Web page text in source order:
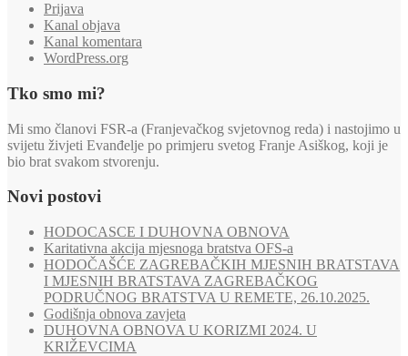
Prijava
Kanal objava
Kanal komentara
WordPress.org
Tko smo mi?
Mi smo članovi FSR-a (Franjevačkog svjetovnog reda) i nastojimo u
svijetu živjeti Evanđelje po primjeru svetog Franje Asiškog, koji je
bio brat svakom stvorenju.
Novi postovi
HODOCASCE I DUHOVNA OBNOVA
Karitativna akcija mjesnoga bratstva OFS-a
HODOČAŠĆE ZAGREBAČKIH MJESNIH BRATSTAVA
I MJESNIH BRATSTAVA ZAGREBAČKOG
PODRUČNOG BRATSTVA U REMETE, 26.10.2025.
Godišnja obnova zavjeta
DUHOVNA OBNOVA U KORIZMI 2024. U
KRIŽEVCIMA